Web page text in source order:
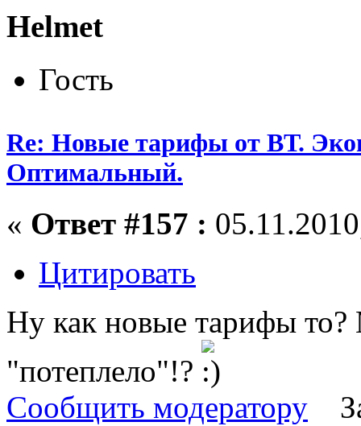
Helmet
Гость
Re: Новые тарифы от ВТ.
Оптимальный.
« Ответ #157 :
Цитировать
Ну как новые тарифы то?
"потеплело"!?
Сообщить модератору